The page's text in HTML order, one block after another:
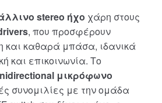
stereo ήχο χάρη στους
, που προσφέρουν
και καθαρά μπάσα, ιδανικά
και επικοινωνία. Το
μικρόφωνο
συνομιλίες με την ομάδα